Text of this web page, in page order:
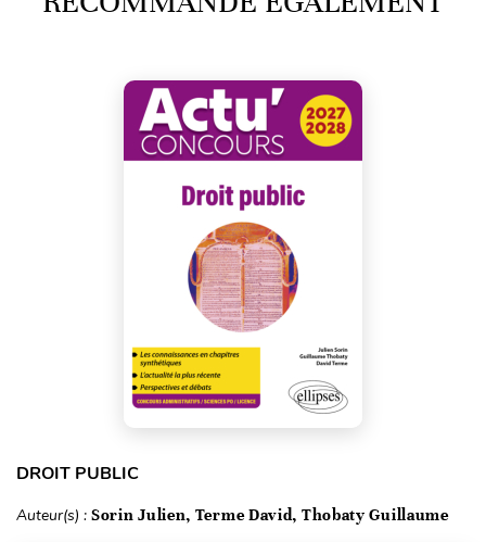
DROIT PUBLIC
Auteur(s) : Sorin Julien, Terme David, Thobaty Guillaume